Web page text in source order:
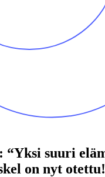
“Yksi suuri
on nyt